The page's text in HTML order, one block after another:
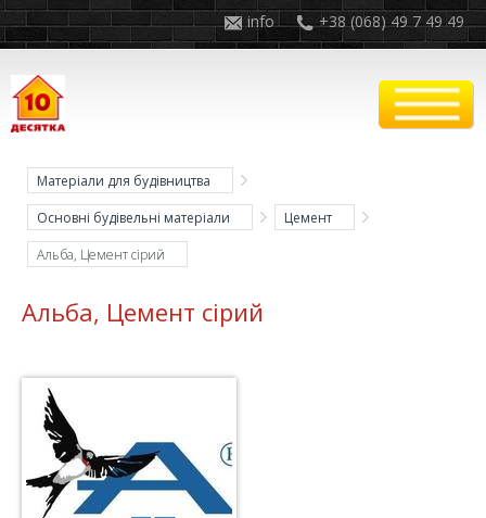
+38 (068) 49 7 49 49
info
Матеріали для будівництва
Основні будівельні матеріали
Цемент
Альба, Цемент сірий
Альба, Цемент сірий